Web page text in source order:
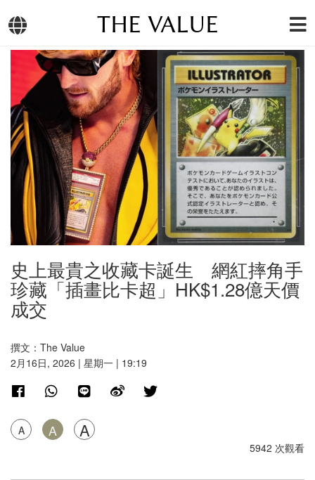
THE VALUE
史上最貴之收藏卡誕生 網紅摔角手
珍藏「插畫比卡超」HK$1.28億天價
成交
撰文：The Value
2月16日, 2026 | 星期一 | 19:19
A A A
5942 次觀看